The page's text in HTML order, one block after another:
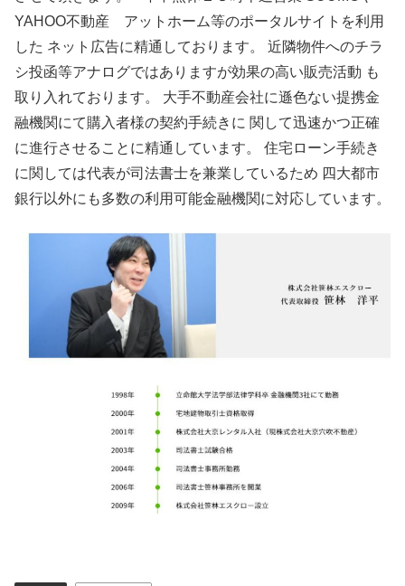
YAHOO不動産 アットホーム等のポータルサイトを利用
した ネット広告に精通しております。 近隣物件へのチラ
シ投函等アナログではありますが効果の高い販売活動 も
取り入れております。 大手不動産会社に遜色ない提携金
融機関にて購入者様の契約手続きに 関して迅速かつ正確
に進行させることに精通しています。 住宅ローン手続き
に関しては代表が司法書士を兼業しているため 四大都市
銀行以外にも多数の利用可能金融機関に対応しています。